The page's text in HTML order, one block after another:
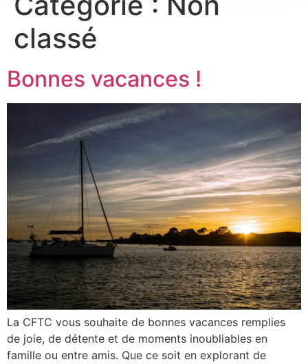
classé
Bonnes vacances !
La CFTC vous souhaite de bonnes vacances remplies
de joie, de détente et de moments inoubliables en
famille ou entre amis. Que ce soit en explorant de